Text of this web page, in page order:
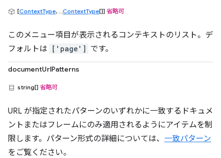
[ContextType, ...ContextType[]] 省略可
このメニュー項目が表示されるコンテキストのリスト。デ
フォルトは
['page'] です。
documentUrlPatterns
string[] 省略可
URL が指定されたパターンのいずれかに一致するドキュメ
ントまたはフレームにのみ適用されるようにアイテムを制
限します。パターン形式の詳細については、 一致パターン
をご覧ください。